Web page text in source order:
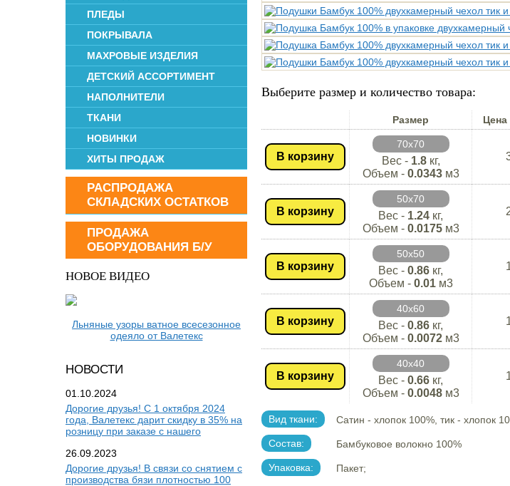
ПЛЕДЫ
ПОКРЫВАЛА
МАХРОВЫЕ ИЗДЕЛИЯ
ДЕТСКИЙ АССОРТИМЕНТ
НАПОЛНИТЕЛИ
ТКАНИ
НОВИНКИ
ХИТЫ ПРОДАЖ
РАСПРОДАЖА
СКЛАДСКИХ ОСТАТКОВ
ПРОДАЖА
ОБОРУДОВАНИЯ Б/У
НОВОЕ ВИДЕО
Льняные узоры ватное всесезонное
одеяло от Валетекс
НОВОСТИ
01.10.2024
Дорогие друзья! С 1 октября 2024
года, Валетекс дарит скидку в 35% на
розницу при заказе с нашего
26.09.2023
Дорогие друзья! В связи со снятием с
производства бязи плотностью 100
Выберите размер и количество товара:
Размер Цена
В корзину
70х70
Вес - 1.8кг,
Объем - 0.0343м3
В корзину
50х70
Вес - 1.24 кг,
Объем - 0.0175м3
В корзину
50х50
Вес - 0.86 кг,
Объем - 0.01м3
В корзину
40х60
Вес - 0.86 кг,
Объем - 0.0072м3
В корзину
40х40
Вес - 0.66 кг,
Объем - 0.0048м3
Вид ткани: Сатин - хлопок 100%, тик - хлопок
Состав: Бамбуковое волокно 100%
Упаковка: Пакет;